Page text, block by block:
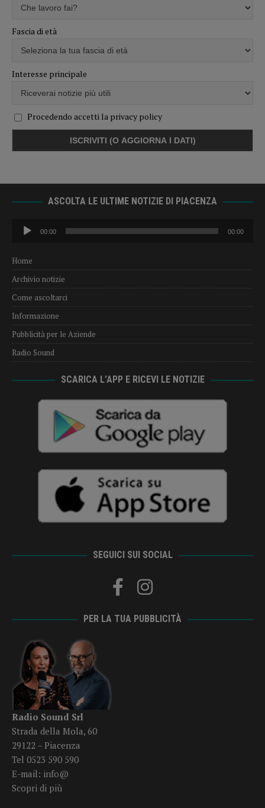
Fascia di età
Interesse principale
Procedendo accetti la privacy policy
ASCOLTA LE ULTIME NOTIZIE DI PIACENZA
Audio
Player
00:00 00:00
Home
Archivio notizie
Come ascoltarci
Informazione
Pubblicità per le Aziende
Radio Sound
SCARICA L’APP E RICEVI LE NOTIZIE
SEGUICI SUI SOCIAL
PER LA TUA PUBBLICITÀ
Radio Sound Srl
Strada della Mola, 60
29122 – Piacenza
Tel 0523 590 590
E-mail: info@
Scopri di più